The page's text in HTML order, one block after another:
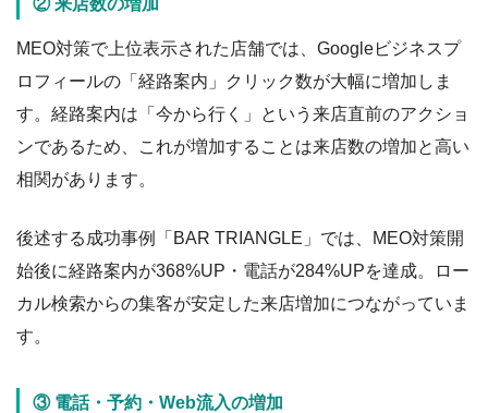
② 来店数の増加
MEO対策で上位表示された店舗では、Googleビジネスプ
ロフィールの「経路案内」クリック数が大幅に増加しま
す。経路案内は「今から行く」という来店直前のアクショ
ンであるため、これが増加することは来店数の増加と高い
相関があります。
後述する成功事例「BAR TRIANGLE」では、MEO対策開
始後に経路案内が368%UP・電話が284%UPを達成。ロー
カル検索からの集客が安定した来店増加につながっていま
す。
③ 電話・予約・Web流入の増加